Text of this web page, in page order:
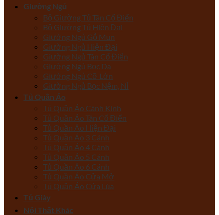
Giường Ngủ
Bộ Giường Tủ Tân Cổ Điển
Bộ Giường Tủ Hiện Đại
Giường Ngủ Gỗ Mun
Giường Ngủ Hiện Đại
Giường Ngủ Tân Cổ Điển
Giường Ngủ Bọc Da
Giường Ngủ Cỡ Lớn
Giường Ngủ Bọc Nệm, Nỉ
Tủ Quần Áo
Tủ Quần Áo Cánh Kính
Tủ Quần Áo Tân Cổ Điển
Tủ Quần Áo Hiện Đại
Tủ Quần Áo 3 Cánh
Tủ Quần Áo 4 Cánh
Tủ Quần Áo 5 Cánh
Tủ Quần Áo 6 Cánh
Tủ Quần Áo Cửa Mở
Tủ Quần Áo Cửa Lùa
Tủ Giày
Nội Thất Khác